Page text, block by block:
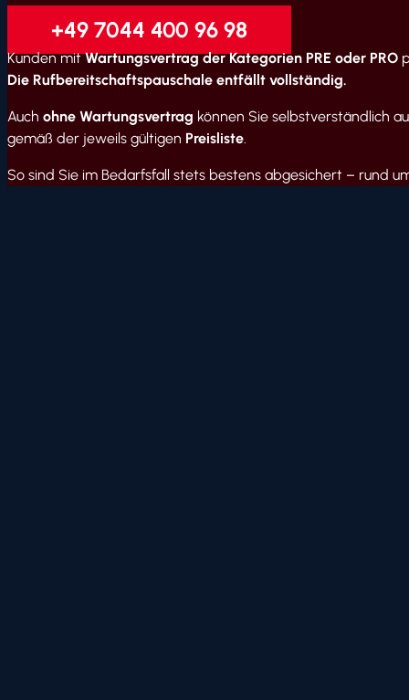
+49 7044 400 96 98
Kunden mitWartungsvertrag der Kategorien PRE oder PRO
Die Rufbereitschaftspauschale entfällt vollständig.
Auch ohne Wartungsvertrag können Sie selbstverständlich
gemäß der jeweils gültigen Preisliste
So sind Sie im Bedarfsfall stets bestens abgesichert – rund